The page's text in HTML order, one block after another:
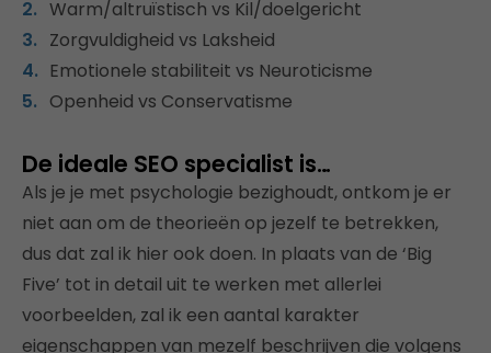
Warm/altruïstisch vs Kil/doelgericht
Zorgvuldigheid vs Laksheid
Emotionele stabiliteit vs Neuroticisme
Openheid vs Conservatisme
De ideale SEO specialist is…
Als je je met psychologie bezighoudt, ontkom je er
niet aan om de theorieën op jezelf te betrekken,
dus dat zal ik hier ook doen. In plaats van de ‘Big
Five’ tot in detail uit te werken met allerlei
voorbeelden, zal ik een aantal karakter
eigenschappen van mezelf beschrijven die volgens